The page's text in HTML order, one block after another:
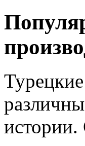
истории.